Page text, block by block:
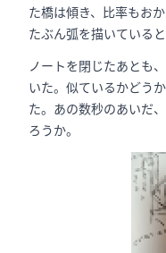
た橋は傾き、比率もお
たぶん弧を描いている
ノートを閉じたあとも
いた。似ているかどう
た。あの数秒のあいだ
ろうか。